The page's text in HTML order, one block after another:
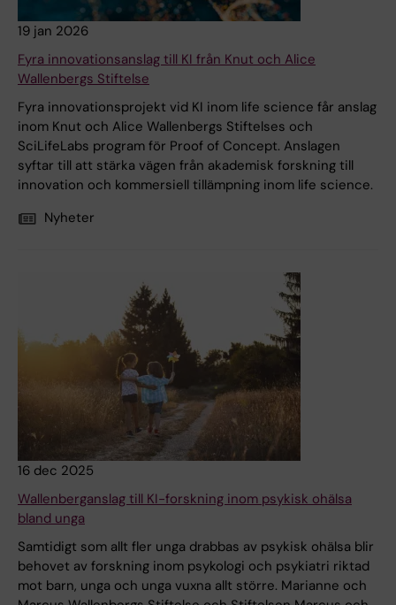
19 jan 2026
Fyra innovationsanslag till KI från Knut och Alice
Wallenbergs Stiftelse
Fyra innovationsprojekt vid KI inom life science får anslag
inom Knut och Alice Wallenbergs Stiftelses och
SciLifeLabs program för Proof of Concept. Anslagen
syftar till att stärka vägen från akademisk forskning till
innovation och kommersiell tillämpning inom life science.
Nyheter
16 dec 2025
Wallenberganslag till KI-forskning inom psykisk ohälsa
bland unga
Samtidigt som allt fler unga drabbas av psykisk ohälsa blir
behovet av forskning inom psykologi och psykiatri riktad
mot barn, unga och unga vuxna allt större. Marianne och